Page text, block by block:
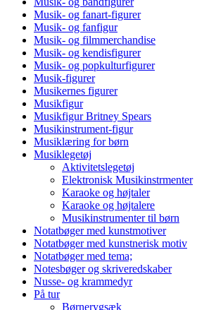
Musik- og fanart-figurer
Musik- og fanfigur
Musik- og filmmerchandise
Musik- og kendisfigurer
Musik- og popkulturfigurer
Musik-figurer
Musikernes figurer
Musikfigur
Musikfigur Britney Spears
Musikinstrument-figur
Musiklæring for børn
Musiklegetøj
Aktivitetslegetøj
Elektronisk Musikinstrmenter
Karaoke og højtaler
Karaoke og højtalere
Musikinstrumenter til børn
Notatbøger med kunstmotiver
Notatbøger med kunstnerisk motiv
Notatbøger med tema;
Notesbøger og skriveredskaber
Nusse- og krammedyr
På tur
Børnerygsæk